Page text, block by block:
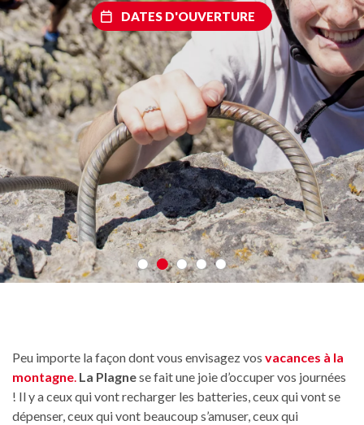
DATES D'OUVERTURE
Peu importe la façon dont vous envisagez vos vacances à la
montagne. La Plagnese fait une joie d’occuper vos journées
! Il y a ceux qui vont recharger les batteries, ceux qui vont se
dépenser, ceux qui vont beaucoup s’amuser, ceux qui